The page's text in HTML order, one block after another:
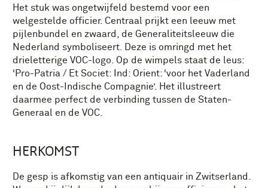
Het stuk was ongetwijfeld bestemd voor een
welgestelde officier. Centraal prijkt een leeuw met
pijlenbundel en zwaard, de Generaliteitsleeuw die
Nederland symboliseert. Deze is omringd met het
drieletterige VOC-logo. Op de wimpels staat de leus:
‘Pro-Patria / Et Societ: Ind: Orient: ‘voor het Vaderland
en de Oost-Indische Compagnie’. Het illustreert
daarmee perfect de verbinding tussen de Staten-
Generaal en de VOC.
HERKOMST
De gesp is afkomstig van een antiquair in Zwitserland.